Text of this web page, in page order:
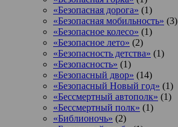
«Безопасная дорога» (1)
«Безопасная мобильность» (3)
«Безопасное колесо» (1)
«Безопасное лето» (2)
«Безопасность детства» (1)
«Безопасность» (1)
«Безопасный двор» (14)
«Безопасный Новый год» (1)
«Бессмертный автополк» (1)
«Бессмертный полк» (1)
«Библионочь» (2)